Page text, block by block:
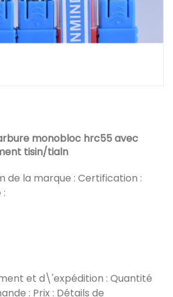
monobloc hrc55 avec
tisin/tialn
de la marque : Certification :
et d\'expédition : Quantité
: Prix : Détails de